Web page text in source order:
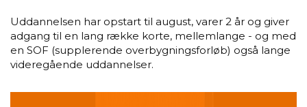
Uddannelsen har opstart til august, varer 2 år og giver
adgang til en lang række korte, mellemlange - og med
en SOF (supplerende overbygningsforløb) også lange
videregående uddannelser.